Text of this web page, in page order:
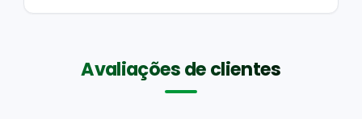
Avaliações de clientes